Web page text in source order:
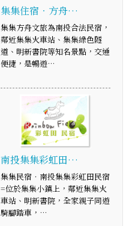
集集住宿‧方舟…
集集方舟文旅為南投合法民宿，
鄰近集集火車站、集集綠色隧
道、明新書院等知名景點，交通
便捷，是暢遊…
南投集集彩虹田…
集集民宿‧南投集集彩虹田民宿
=位於集集小鎮上，鄰近集集火
車站、明新書院，全家親子同遊
騎腳踏車，…